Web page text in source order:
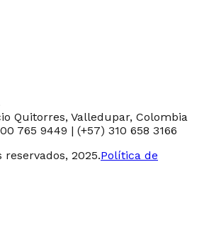
Quitorres, Valledupar, Colombia
765 9449 | (+57) 310 658 3166
reservados, 2025.Política de